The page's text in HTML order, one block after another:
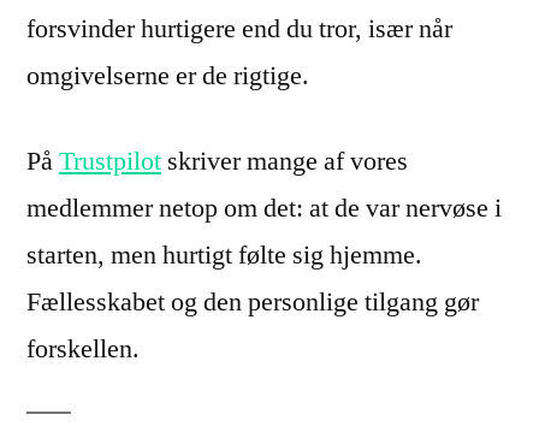
forsvinder hurtigere end du tror, især når
omgivelserne er de rigtige.
PåTrustpilot skriver mange af vores
medlemmer netop om det: at de var nervøse i
starten, men hurtigt følte sig hjemme.
Fællesskabet og den personlige tilgang gør
forskellen.